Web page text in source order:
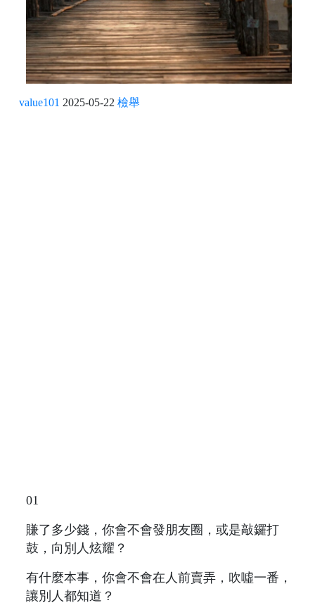
value101 2025-05-22 檢舉
01
賺了多少錢，你會不會發朋友圈，或是敲鑼打
鼓，向別人炫耀？
有什麼本事，你會不會在人前賣弄，吹噓一番，
讓別人都知道？